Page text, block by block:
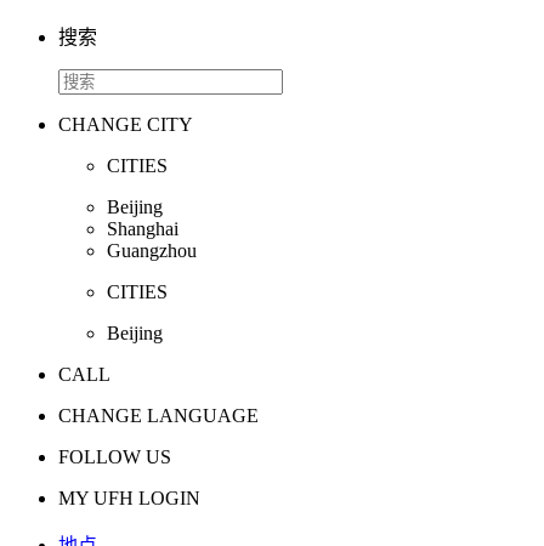
搜索
CHANGE CITY
CITIES
Beijing
Shanghai
Guangzhou
CITIES
Beijing
CALL
CHANGE LANGUAGE
FOLLOW US
MY UFH LOGIN